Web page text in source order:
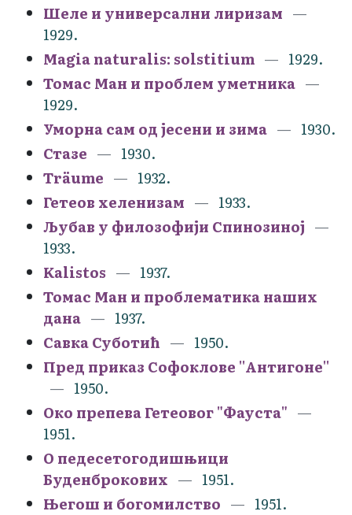
Шеле и универсални лиризам
1929.
Magia naturalis: solstitium
1929.
Томас Ман и проблем уметника
1929.
Уморна сам од јесени и зима
1930.
Стазе
1930.
Träume
1932.
Гетеов хеленизам
1933.
Љубав у филозофији Спинозиној
1933.
Kalistos
1937.
Томас Ман и проблематика наших
дана
1937.
Савка Суботић
1950.
Пред приказ Софоклове ''Антигоне''
1950.
Око препева Гетеовог "Фауста"
1951.
О педесетогодишњици
Буденброкових
1951.
Његош и богомилство
1951.